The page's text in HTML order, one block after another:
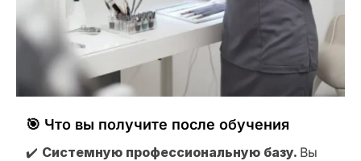
🎯 Что вы получите после обучения
✔️ Системную профессиональную базу. Вы